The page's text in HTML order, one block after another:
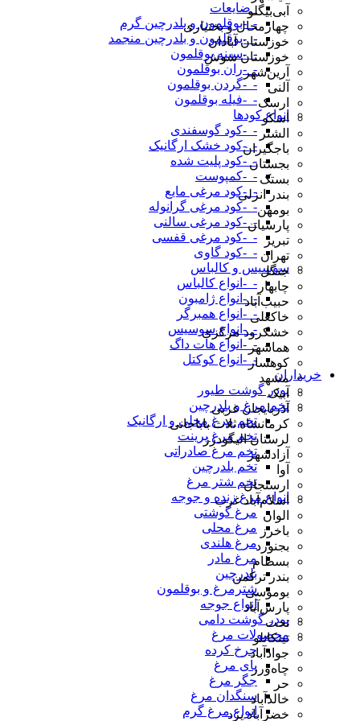
_ضایعات
-_-بوقلمون و بلدرچین گرم
-_-بوقلمون و بلدرچین منجمد
-_-سینه بوقلمون
-_-ران بوقلمون
-_-گردن بوقلمون
-_-فیله بوقلمون
انواع کودها
-_-کود گوسفندی
-_-کود خشک ارگانیک
-_-کود پلیت شده
-_-کمپوست
-_-کود مرغی مایع
-_-کود مرغی گرانوله
-_-کود مرغی سالنی
-_-کود مرغی قفسی
-_-کود گاوی
سوسیس و کالباس
-_-انواع کالباس
-_-انواع ژامبون
-_-انواع همبرگر
-_-انواع سوسیس
-_-انواع هات داگ
-_-انواع کوکتل
خریداران
پودر گوشت طیور
تخم مرغ و بلدرچین
تخم مرغ محلی و ارگانیک
تخم مرغ پرینت
تخم مرغ صادراتی
تخم بلدرچین
تخم شتر مرغ
انواع مرغ زنده و جوجه
مرغ گوشتی
مرغ محلی
مرغ هلندی
مرغ مادر
بلدرچین
شترمرغ و بوقلمون
انواع جوجه
پودر گوشت دامی
محصولات مرغ
چرخ کرده
پای مرغ
جگر مرغ
سنگدان مرغ
انواع مرغ گرم
آبی‌بیگلو
چهارمحال و بختیاری
خوزستان آبادان
خوزستان شوش
آرین‌شهر
آلنی
ارسک
اسکو
الشتر
باجگیران
بجستان
بستک
بندر انزلی
بومهن
پارسیان
تبریز
تهران
جنگل
چابهار
حبیب‌آباد
خاکعلی
خشکرود مرکزی
هماشهر
کوهسار
مشهد
آبیک
آذربایجان غربی
کرمانشاه ثلاث باباجانی
لرستان الیگودرز
آزادشهر
آوا
ارسنجان
اسلام‌آباد غرب
الوان
باخرز
بجنورد
بسطام
بندر ترکمن
بوموسی
پارس‌آباد
تخت
تیتکانلو
جوادآباد
چاه‌ورز
حر
خالدآباد
خضرآباد یزد